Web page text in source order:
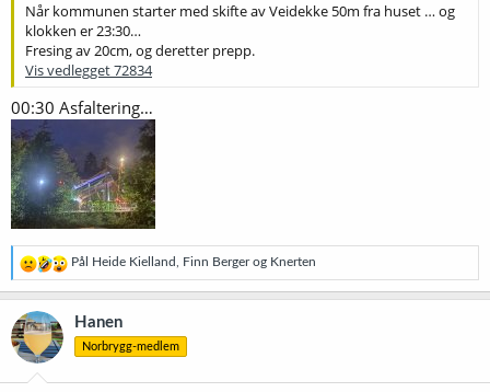
Når kommunen starter med skifte av Veidekke 50m fra huset … og
klokken er 23:30…
Fresing av 20cm, og deretter prepp.
Vis vedlegget 72834
00:30 Asfaltering…
R
e
a
k
n
Pål Heide Kielland Finn Bergerog Knerten
Hanen
Norbrygg-medlem